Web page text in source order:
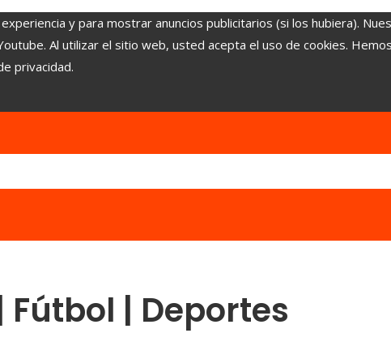
y para mostrar anuncios publicitarios (si los hubiera).
Al utilizar el sitio web, usted acepta el uso de cookies.
privacidad.
| Deportes